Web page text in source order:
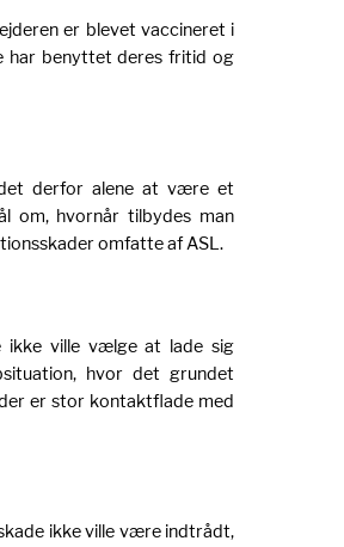
er blevet vaccineret i
har benyttet deres fritid og
det derfor alene at være et
om, hvornår tilbydes man
omfatte af ASL.
ikke ville vælge at lade sig
hvor det grundet
er stor kontaktflade med
ikke ville være indtrådt,